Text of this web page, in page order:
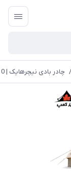
/ چادر بادی نیچرهایک | NH20ZP010